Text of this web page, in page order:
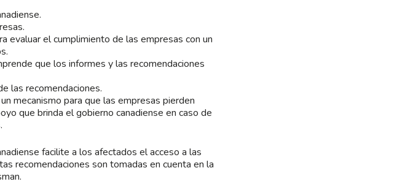
evaluar el cumplimiento de las empresas con un
que los informes y las recomendaciones
las recomendaciones.
mecanismo para que las empresas pierden
que brinda el gobierno canadiense en caso de
facilite a los afectados el acceso a las
recomendaciones son tomadas en cuenta en la